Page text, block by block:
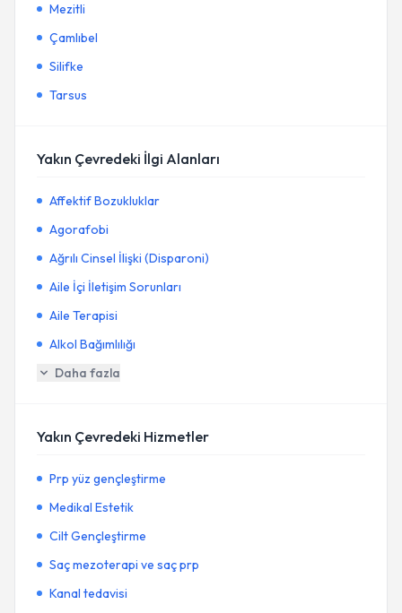
Mezitli
Çamlıbel
Silifke
Tarsus
Yakın Çevredeki İlgi Alanları
Affektif Bozukluklar
Agorafobi
Ağrılı Cinsel İlişki (Disparoni)
Aile İçi İletişim Sorunları
Aile Terapisi
Alkol Bağımlılığı
Daha fazla
Yakın Çevredeki Hizmetler
Prp yüz gençleştirme
Medikal Estetik
Cilt Gençleştirme
Saç mezoterapi ve saç prp
Kanal tedavisi